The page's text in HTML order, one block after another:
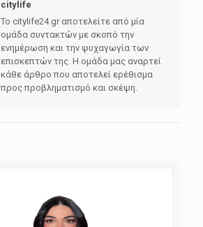
citylife
Το citylife24.gr αποτελείτε από μία
ομάδα συντακτών με σκοπό την
ενημέρωση και την ψυχαγωγία των
επισκεπτών της. Η ομάδα μας αναρτεί
κάθε άρθρο που αποτελεί ερέθισμα
προς προβληματισμό και σκέψη.